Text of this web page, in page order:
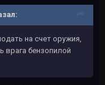
на счет оружия,
врага бензопилой